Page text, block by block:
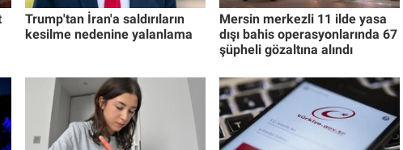
Trump'tan İran'a saldırıların
kesilme nedenine yalanlama
Mersin merkezli 11 ilde yasa
dışı bahis operasyonlarında 67
şüpheli gözaltına alındı